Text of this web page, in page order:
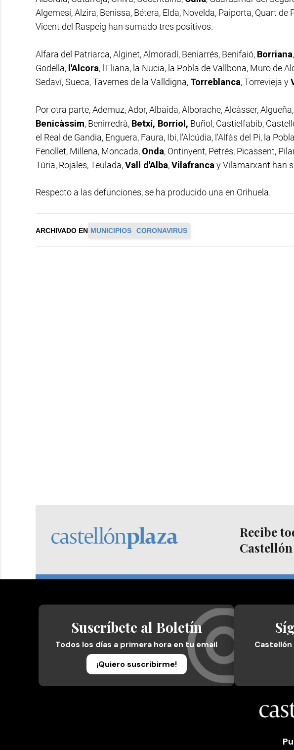
Algemesí, Alzira, Benissa, Bétera, Elda, Novelda, Paiporta, Quart
Vicent del Raspeig han sumado tres positivos.
Alfara del Patriarca, Alginet, Almoradí, Beniarrés, Benifaió, Borriana
Godella, l'Alcora, l'Eliana, la Nucia, la Pobla de Vallbona, Muro de
Sedaví, Sueca, Tavernes de la Valldigna, Torreblanca, Torrevieja y
Por otra parte, Ademuz, Ador, Albaida, Alborache, Alcàsser,
Benicàssim, Benirredrà, Betxí, Borriol, Buñol, Castielfabib,
el Real de Gandia, Enguera, Faura, Ibi, l'Alcúdia, l'Alfàs del Pi, la
Fenollet, Millena, Moncada, Onda, Ontinyent, Petrés, Picassent,
Túria, Rojales, Teulada,Vall d'Alba,Vilafranca y Vilamarxant han
Respecto a las defunciones, se ha producido una en Orihuela.
ARCHIVADO EN MUNICIPIOS CORONAVIRUS
Recibe
Suscríbete al Boletín
Todos los días a primera hora en tu email
¡Quiero suscribirme!